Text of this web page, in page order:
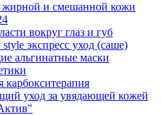
жирной и смешанной кожи
вокруг глаз и губ
экспресс уход (саше)
альгинатные маски
карбокситерапия
уход за увядающей кожей